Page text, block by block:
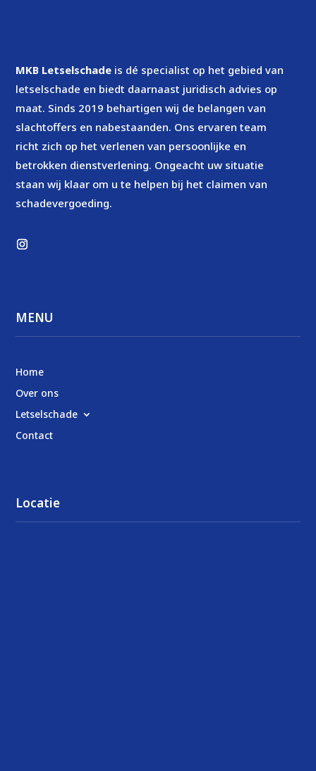
MKB Letselschade is dé specialist op het gebied van
letselschade en biedt daarnaast juridisch advies op
maat. Sinds 2019 behartigen wij de belangen van
slachtoffers en nabestaanden. Ons ervaren team
richt zich op het verlenen van persoonlijke en
betrokken dienstverlening. Ongeacht uw situatie
staan wij klaar om u te helpen bij het claimen van
schadevergoeding.
MENU
Home
Over ons
Letselschade
Contact
Locatie